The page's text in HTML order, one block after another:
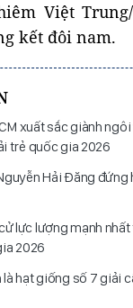
Việt
kết đôi nam.
xuất sắc giành
trẻ quốc gia 2026
Hải Đăng đứng
lực lượng mạnh
2026
là hạt giống số 7 giải